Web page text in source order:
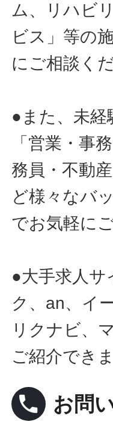
ム、リハビ
ビス」等の
にご相談く
●また、未経
「営業・事
務員・不動
ど様々なバ
でお気軽に
●大手求人
ク、an、イ
リクナビ、
ご紹介できま
local_phone お問